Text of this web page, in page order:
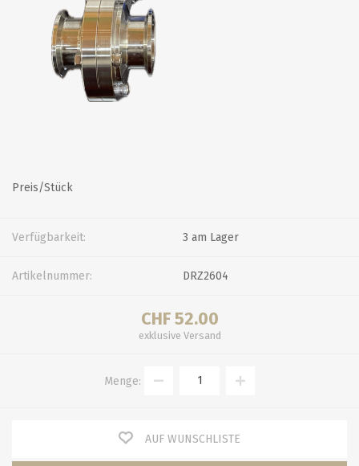
Preis/Stück
Verfügbarkeit: 3 am Lager
Artikelnummer: DRZ2604
CHF 52.00
exklusive Versand
Menge:
AUF WUNSCHLISTE